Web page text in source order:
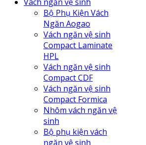
Bộ Phụ Kiện Vách
Ngăn Aogao
Vách ngăn vệ sinh
Compact Laminate
HPL
Vách ngăn vệ sinh
Compact CDF
Vách ngăn vệ sinh
Compact Formica
Nhôm vách ngăn vệ
sinh
Bộ phụ kiện vách
ngăn vệ sinh